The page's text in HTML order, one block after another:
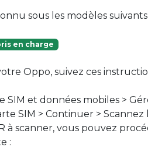
sous les modèles suivants
en charge
Oppo, suivez ces
SIM et données mobiles >
SIM > Continuer > Scannez
à scanner, vous pouvez
: